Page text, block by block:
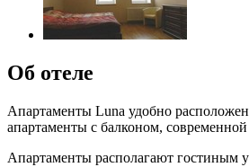
Об отеле
Апартаменты Luna удобно
апартаменты с балконом,
Апартаменты располагают гостиным